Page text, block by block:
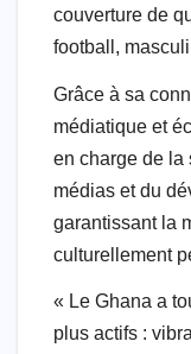
couverture de
football,
Grâce à sa
médiatique et
en charge de la
médias et du
garantissant la
culturellement
« Le Ghana a
plus actifs :